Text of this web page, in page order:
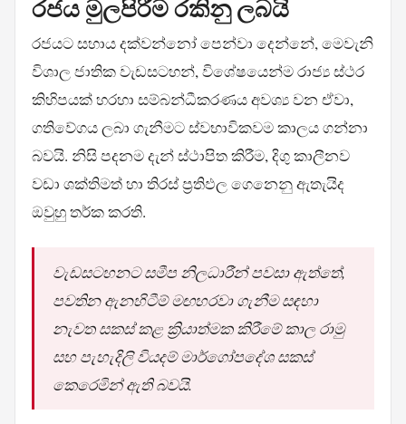
රජය මුලපිරීම රකිනු ලබයි
රජයට සහාය දක්වන්නෝ පෙන්වා දෙන්නේ, මෙවැනි
විශාල ජාතික වැඩසටහන්, විශේෂයෙන්ම රාජ්‍ය ස්ථර
කිහිපයක් හරහා සම්බන්ධීකරණය අවශ්‍ය වන ඒවා,
ගතිවේගය ලබා ගැනීමට ස්වභාවිකවම කාලය ගන්නා
බවයි. නිසි පදනම දැන් ස්ථාපිත කිරීම, දිගු කාලීනව
වඩා ශක්තිමත් හා තිරස් ප්‍රතිඵල ගෙනෙනු ඇතැයිද
ඔවුහු තර්ක කරති.
වැඩසටහනට සමීප නිලධාරීන් පවසා ඇත්තේ,
පවතින ඇනහිටීම් මඟහරවා ගැනීම සඳහා
නැවත සකස් කළ ක්‍රියාත්මක කිරීමේ කාල රාමු
සහ පැහැදිලි වියදම් මාර්ගෝපදේශ සකස්
කෙරෙමින් ඇති බවයි.